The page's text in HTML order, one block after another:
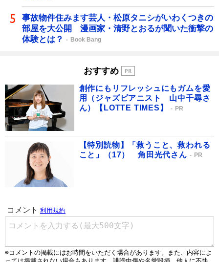
事故物件住みます芸人・松原タニシがいわくつきの
部屋を大公開 漫画家・清野とおるが聞いた衝撃の
体験とは？
Book Bang
おすすめ
創作にもリフレッシュにもガムを愛
用（ジャズピアニスト 山中千尋さ
ん）【LOTTE TIMES】
PR
【特別読物】「救うこと、救われる
こと」（17） 角田光代さん
PR